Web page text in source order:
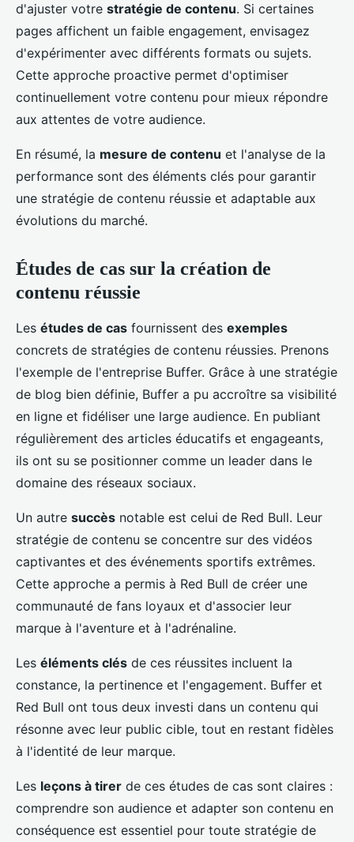
d'ajuster votre stratégie de contenu. Si certaines
pages affichent un faible engagement, envisagez
d'expérimenter avec différents formats ou sujets.
Cette approche proactive permet d'optimiser
continuellement votre contenu pour mieux répondre
aux attentes de votre audience.
En résumé, la mesure de contenu et l'analyse de la
performance sont des éléments clés pour garantir
une stratégie de contenu réussie et adaptable aux
évolutions du marché.
Études de cas sur la création de
contenu réussie
Les études de cas fournissent des exemples
concrets de stratégies de contenu réussies. Prenons
l'exemple de l'entreprise Buffer. Grâce à une stratégie
de blog bien définie, Buffer a pu accroître sa visibilité
en ligne et fidéliser une large audience. En publiant
régulièrement des articles éducatifs et engageants,
ils ont su se positionner comme un leader dans le
domaine des réseaux sociaux.
Un autre succès notable est celui de Red Bull. Leur
stratégie de contenu se concentre sur des vidéos
captivantes et des événements sportifs extrêmes.
Cette approche a permis à Red Bull de créer une
communauté de fans loyaux et d'associer leur
marque à l'aventure et à l'adrénaline.
Les éléments clés de ces réussites incluent la
constance, la pertinence et l'engagement. Buffer et
Red Bull ont tous deux investi dans un contenu qui
résonne avec leur public cible, tout en restant fidèles
à l'identité de leur marque.
Les leçons à tirer de ces études de cas sont claires :
comprendre son audience et adapter son contenu en
conséquence est essentiel pour toute stratégie de